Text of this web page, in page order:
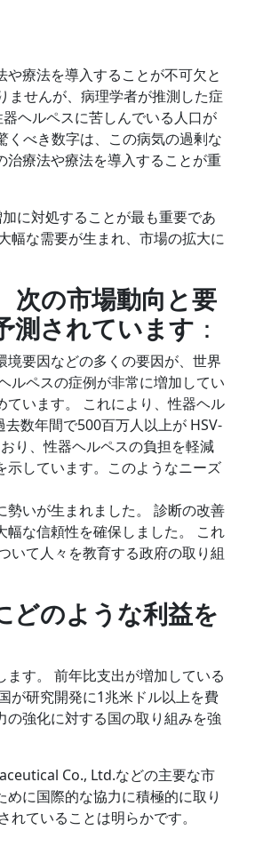
療法を導入することが不可欠と
ませんが、病理学者が推測した症
ヘルペスに苦しんでいる人口が
くべき数字は、この病気の過剰な
療法や療法を導入することが重
に対処することが最も重要であ
幅な需要が生まれ、市場の拡大に
次の市場動向と要
測されています ：
要因などの多くの要因が、世界
ルペスの症例が非常に増加してい
います。 これにより、性器ヘル
数年間で500百万人以上が HSV-
り、性器ヘルペスの負担を軽減
しています。このようなニーズ
いが生まれました。 診断の改善
な信頼性を確保しました。 これ
いて人々を教育する政府の取り組
どのような利益を
す。 前年比支出が増加している
が研究開発に1兆米ドル以上を費
強化に対する国の取り組みを強
Co., Ltd.などの主要な市
に国際的な協力に積極的に取り
ていることは明らかです。